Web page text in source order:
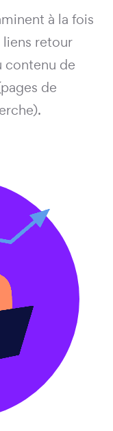
à la fois
retour
contenu de
de